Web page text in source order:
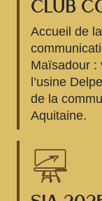
CLUB
Accueil de
Maïsadour :
l’usine
de la
Aquitaine.